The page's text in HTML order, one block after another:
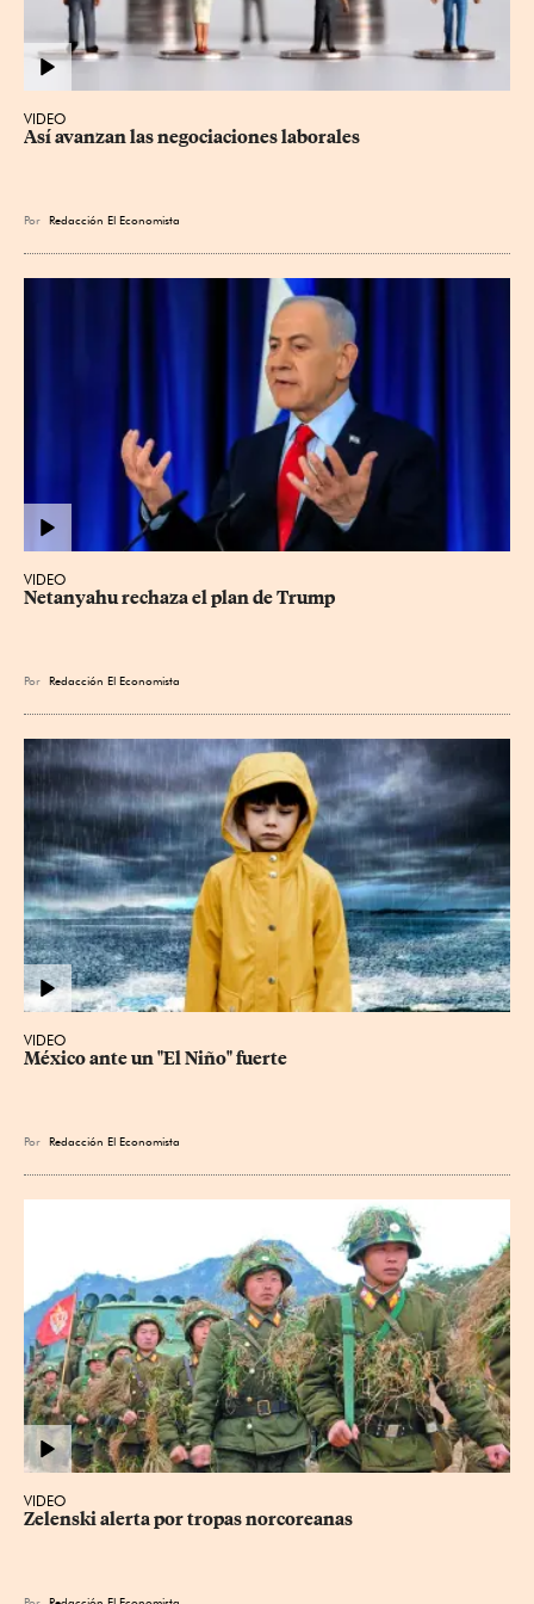
VIDEO
Así avanzan las negociaciones laborales
Por Redacción El Economista
VIDEO
Netanyahu rechaza el plan de Trump
Por Redacción El Economista
VIDEO
México ante un "El Niño" fuerte
Por Redacción El Economista
VIDEO
Zelenski alerta por tropas norcoreanas